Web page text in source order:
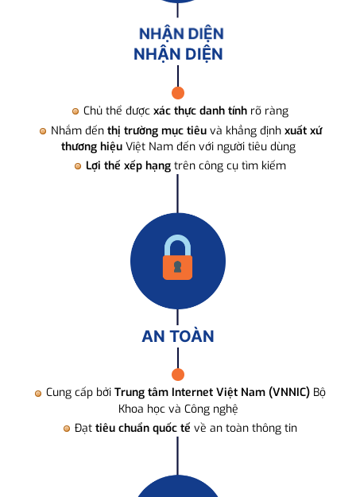
NHẬN DIỆN
Chủ thể được xác thực danh tính rõ ràng
Nhắm đến thị trường mục tiêuvà khẳng định xuất xứ
thương hiệuViệt Nam đến với người tiêu dùng
Lợi thế xếp hạng trên công cụ tìm kiếm
AN TOÀN
Cung cấp bởi Trung tâm Internet Việt Nam (VNNIC) Bộ
Khoa học và Công nghệ
Đạt tiêu chuẩn quốc tế về an toàn thông tin